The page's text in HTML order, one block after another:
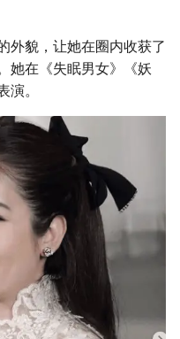
外貌，让她在圈内收获了
她在《失眠男女》《妖
演。